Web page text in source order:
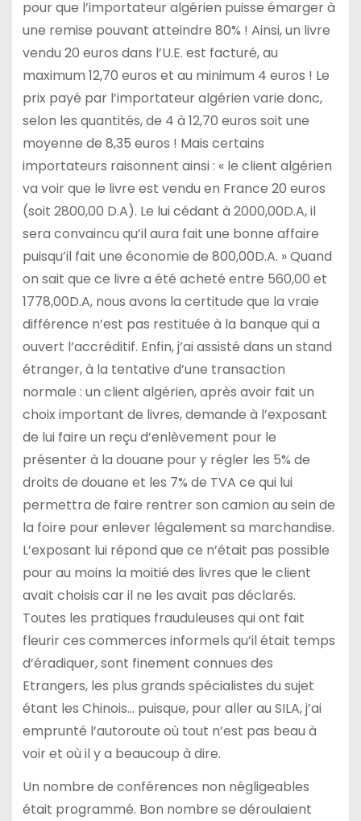
pour que l’importateur algérien puisse émarger à
une remise pouvant atteindre 80% ! Ainsi, un livre
vendu 20 euros dans l’U.E. est facturé, au
maximum 12,70 euros et au minimum 4 euros ! Le
prix payé par l’importateur algérien varie donc,
selon les quantités, de 4 à 12,70 euros soit une
moyenne de 8,35 euros ! Mais certains
importateurs raisonnent ainsi : « le client algérien
va voir que le livre est vendu en France 20 euros
(soit 2800,00 D.A). Le lui cédant à 2000,00D.A, il
sera convaincu qu’il aura fait une bonne affaire
puisqu’il fait une économie de 800,00D.A. » Quand
on sait que ce livre a été acheté entre 560,00 et
1778,00D.A, nous avons la certitude que la vraie
différence n’est pas restituée à la banque qui a
ouvert l’accréditif. Enfin, j’ai assisté dans un stand
étranger, à la tentative d’une transaction
normale : un client algérien, après avoir fait un
choix important de livres, demande à l’exposant
de lui faire un reçu d’enlèvement pour le
présenter à la douane pour y régler les 5% de
droits de douane et les 7% de TVA ce qui lui
permettra de faire rentrer son camion au sein de
la foire pour enlever légalement sa marchandise.
L’exposant lui répond que ce n’était pas possible
pour au moins la moitié des livres que le client
avait choisis car il ne les avait pas déclarés.
Toutes les pratiques frauduleuses qui ont fait
fleurir ces commerces informels qu’il était temps
d’éradiquer, sont finement connues des
Etrangers, les plus grands spécialistes du sujet
étant les Chinois… puisque, pour aller au SILA, j’ai
emprunté l’autoroute où tout n’est pas beau à
voir et où il y a beaucoup à dire.
Un nombre de conférences non négligeables
était programmé. Bon nombre se déroulaient